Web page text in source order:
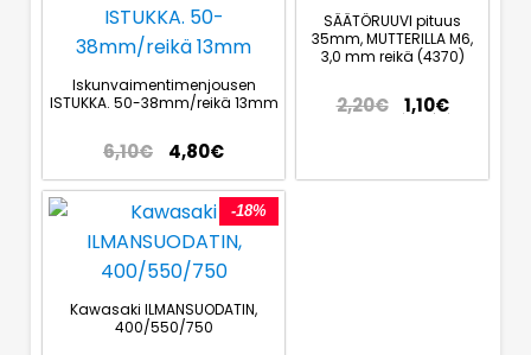
Iskunvaimentimenjousen
ISTUKKA. 50-38mm/reikä 13mm
6,10€ 4,80€
SÄÄTÖRUUVI pituus
35mm, MUTTERILLA M6,
3,0 mm reikä (4370)
2,20€ 1,10€
-18%
Kawasaki ILMANSUODATIN,
400/550/750